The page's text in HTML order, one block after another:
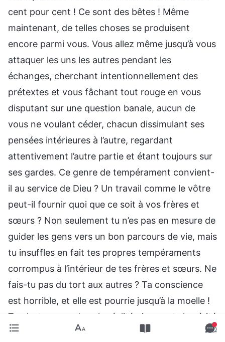
cent pour cent ! Ce sont des bêtes ! Même
maintenant, de telles choses se produisent
encore parmi vous. Vous allez même jusqu’à vous
attaquer les uns les autres pendant les
échanges, cherchant intentionnellement des
prétextes et vous fâchant tout rouge en vous
disputant sur une question banale, aucun de
vous ne voulant céder, chacun dissimulant ses
pensées intérieures à l’autre, regardant
attentivement l’autre partie et étant toujours sur
ses gardes. Ce genre de tempérament convient-
il au service de Dieu ? Un travail comme le vôtre
peut-il fournir quoi que ce soit à vos frères et
sœurs ? Non seulement tu n’es pas en mesure de
guider les gens vers un bon parcours de vie, mais
tu insuffles en fait tes propres tempéraments
corrompus à l’intérieur de tes frères et sœurs. Ne
fais-tu pas du tort aux autres ? Ta conscience
est horrible, et elle est pourrie jusqu’à la moelle !
Tu n’entres pas dans la réalité ni ne mets la vérité
en pratique. De plus, tu exposes ta nature